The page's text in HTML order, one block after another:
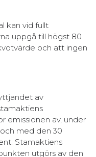
kan vid fullt
uppgå till högst 80
och att ingen
av
emissionen av, under
med den 30
Stamaktiens
utgörs av den